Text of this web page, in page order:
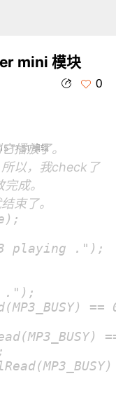
mini 模块
0
11:51 编辑
播放了。
以，我check了
成。
束了。
playing .");
==